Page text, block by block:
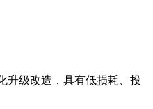
升级改造，具有低损耗、投